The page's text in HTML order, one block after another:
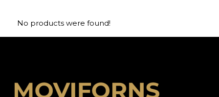
No products were found!